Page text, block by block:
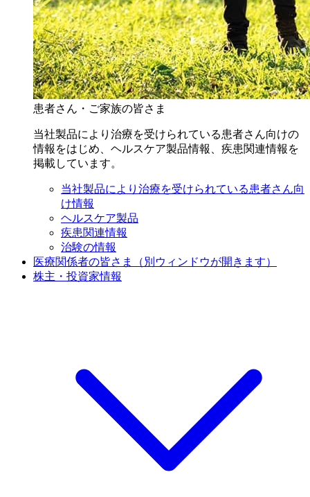
患者さん・ご家族の皆さま
当社製品により治療を受けられている患者さん向けの
情報をはじめ、ヘルスケア製品情報、疾患関連情報を
掲載しています。
当社製品により治療を受けられている患者さん向
け情報
ヘルスケア製品
疾患関連情報
治験の情報
医療関係者の皆さま
（別ウィンドウが開きます）
株主・投資家情報